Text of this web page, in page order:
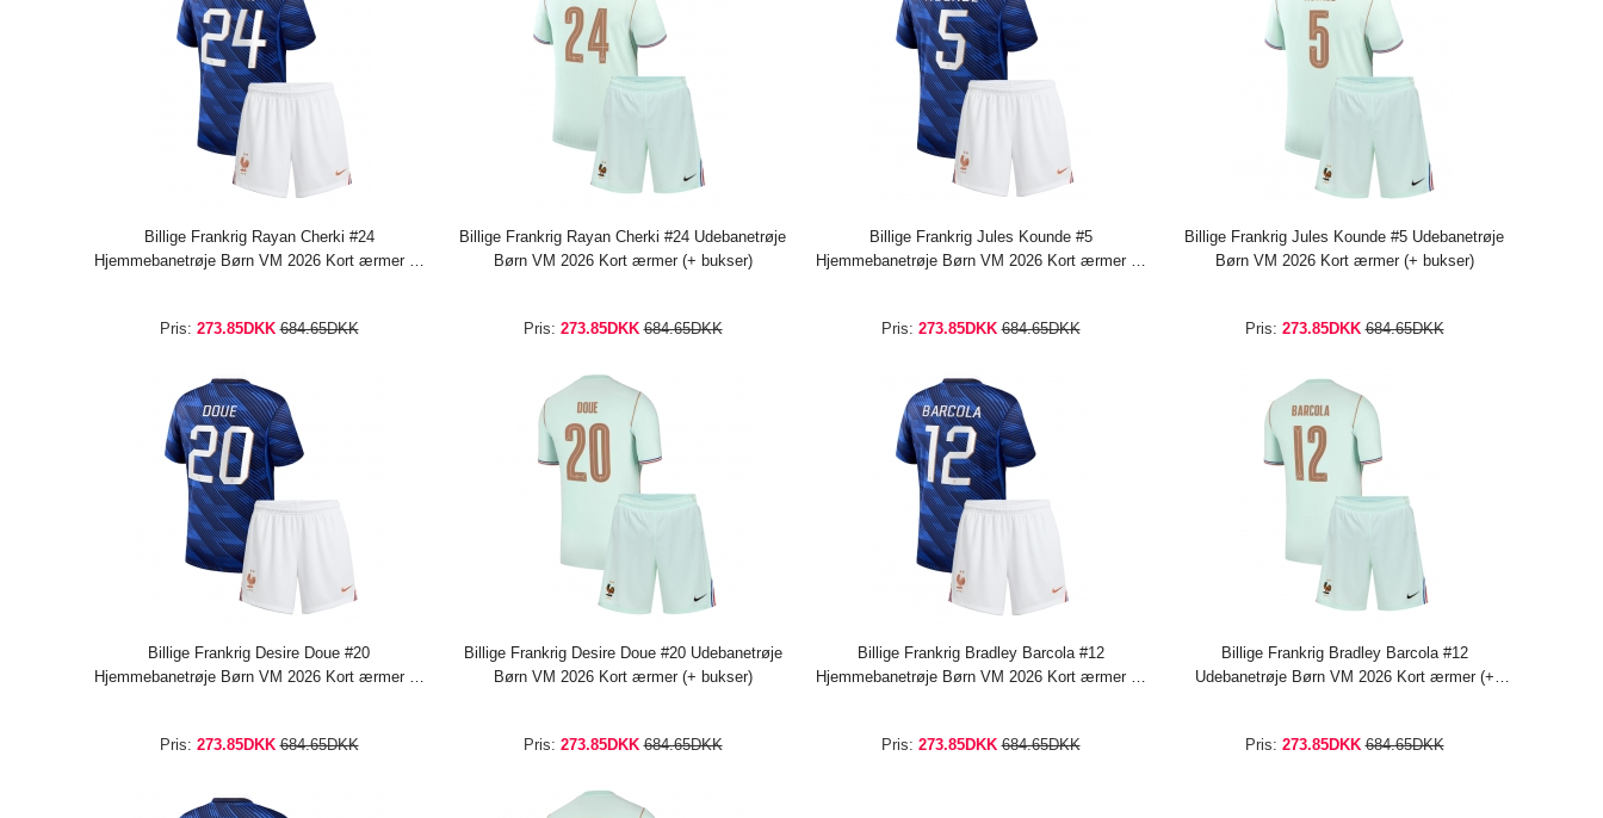
Billige Frankrig Rayan Cherki #24
Hjemmebanetrøje Børn VM 2026 Kort ærmer (+
Pris: 273.85DKK 684.65DKK
Billige Frankrig Rayan Cherki #24 Udebanetrøje
Børn VM 2026 Kort ærmer (+ bukser)
Pris: 273.85DKK 684.65DKK
Billige Frankrig Jules Kounde #5
Hjemmebanetrøje Børn VM 2026 Kort ærmer (+
Pris: 273.85DKK 684.65DKK
Billige Frankrig Jules Kounde #5 Udebanetrøje
Børn VM 2026 Kort ærmer (+ bukser)
Pris: 273.85DKK 684.65DKK
Billige Frankrig Desire Doue #20
Hjemmebanetrøje Børn VM 2026 Kort ærmer (+
Pris: 273.85DKK 684.65DKK
Billige Frankrig Desire Doue #20 Udebanetrøje
Børn VM 2026 Kort ærmer (+ bukser)
Pris: 273.85DKK 684.65DKK
Billige Frankrig Bradley Barcola #12
Hjemmebanetrøje Børn VM 2026 Kort ærmer (+
Pris: 273.85DKK 684.65DKK
Billige Frankrig Bradley Barcola #12
Udebanetrøje Børn VM 2026 Kort ærmer (+
Pris: 273.85DKK 684.65DKK